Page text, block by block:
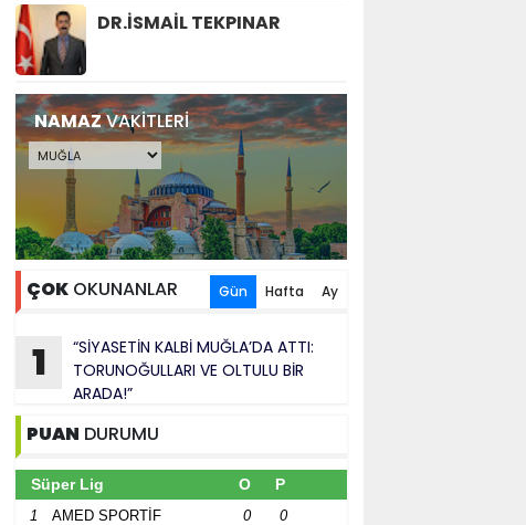
DR.İSMAİL TEKPINAR
NAMAZVAKİTLERİ
ÇOK OKUNANLAR Gün Hafta Ay
1
“SİYASETİN KALBİ MUĞLA’DA ATTI:
TORUNOĞULLARI VE OLTULU BİR
ARADA!”
PUAN DURUMU
Süper Lig O P
1
AMED SPORTİF
0 0